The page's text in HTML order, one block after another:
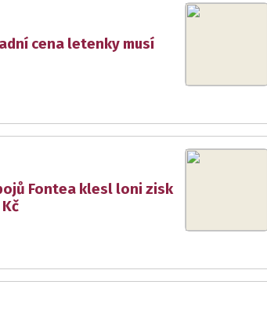
cena letenky musí
Fontea klesl loni zisk